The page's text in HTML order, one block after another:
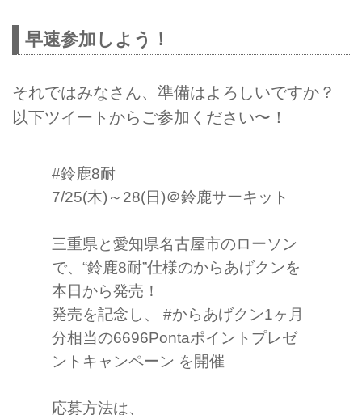
早速参加しよう！
それではみなさん、準備はよろしいですか？
以下ツイートからご参加ください〜！
#鈴鹿8耐
7/25(木)～28(日)＠鈴鹿サーキット
三重県と愛知県名古屋市のローソン
で、“鈴鹿8耐”仕様のからあげクンを
本日から発売！
発売を記念し、#からあげクン1ヶ月
分相当の6696Pontaポイントプレゼ
ントキャンペーン を開催
応募方法は、